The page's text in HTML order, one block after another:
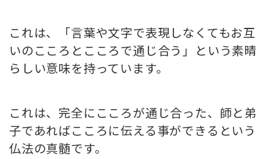
これは、
「言葉や文字で表現しなくてもお互
いのこころとこころで通じ合う」
という素晴
らしい意味を持っています。
これは、 完全にこころが通じ合った、師と弟
子であればこころに伝える事ができるという
仏法の真髄です。